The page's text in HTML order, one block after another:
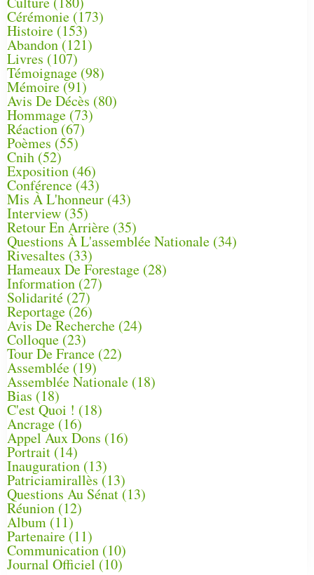
Cérémonie (173)
Histoire (153)
Abandon(121)
Livres (107)
Témoignage (98)
Mémoire (91)
Avis De Décès (80)
Hommage (73)
Réaction(67)
Poèmes (55)
Cnih (52)
Exposition (46)
Conférence(43)
Mis À L'honneur (43)
Interview (35)
Retour En Arrière (35)
Questions À L'assemblée Nationale (34)
Rivesaltes (33)
Hameaux De Forestage (28)
Information (27)
Solidarité (27)
Reportage (26)
Avis De Recherche (24)
Colloque (23)
Tour De France (22)
Assemblée (19)
Assemblée Nationale (18)
Bias (18)
C'est Quoi ! (18)
Ancrage (16)
Appel Aux Dons (16)
Portrait (14)
Inauguration (13)
Patriciamirallès (13)
Questions Au Sénat(13)
Réunion (12)
Album (11)
Partenaire(11)
Communication (10)
Journal Officiel (10)